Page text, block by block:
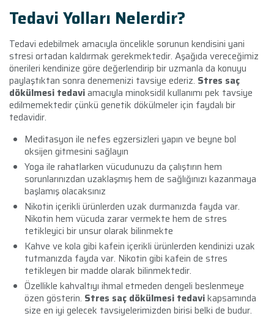
Tedavi Yolları Nelerdir?
Tedavi edebilmek amacıyla öncelikle sorunun kendisini yani
stresi ortadan kaldırmak gerekmektedir. Aşağıda vereceğimiz
önerileri kendinize göre değerlendirip bir uzmanla da konuyu
paylaştıktan sonra denemenizi tavsiye ederiz. Stres saç
dökülmesi tedaviamacıyla minoksidil kullanımı pek tavsiye
edilmemektedir çünkü genetik dökülmeler için faydalı bir
tedavidir.
Meditasyon ile nefes egzersizleri yapın ve beyne bol
oksijen gitmesini sağlayın
Yoga ile rahatlarken vücudunuzu da çalıştırın hem
sorunlarınızdan uzaklaşmış hem de sağlığınızı kazanmaya
başlamış olacaksınız
Nikotin içerikli ürünlerden uzak durmanızda fayda var.
Nikotin hem vücuda zarar vermekte hem de stres
tetikleyici bir unsur olarak bilinmekte
Kahve ve kola gibi kafein içerikli ürünlerden kendinizi uzak
tutmanızda fayda var. Nikotin gibi kafein de stres
tetikleyen bir madde olarak bilinmektedir.
Özellikle kahvaltıyı ihmal etmeden dengeli beslenmeye
özen gösterin. Stres saç dökülmesi tedavikapsamında
size en iyi gelecek tavsiyelerimizden birisi belki de budur.